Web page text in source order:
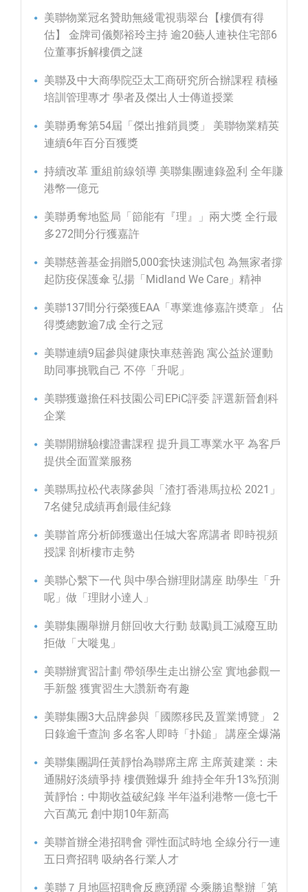
美聯物業冠名贊助無綫電視翡翠台【樓價有得
估】 金牌司儀鄭裕玲主持 逾20藝人連袂住宅部6
位董事拆解樓價之謎
美聯及中大商學院亞太工商研究所合辦課程 積極
培訓管理專才 學者及傑出人士傳道授業
美聯勇奪第54屆「傑出推銷員獎」 美聯物業精英
連續6年百分百獲獎
持續改革 重組前線領導 美聯集團連錄盈利 全年賺
港幣一億元
美聯勇奪地監局「節能有『理』」兩大獎 全行最
多272間分行獲嘉許
美聯慈善基金捐贈5,000套快速測試包 為無家者撐
起防疫保護傘 弘揚「Midland We Care」精神
美聯137間分行榮獲EAA「專業進修嘉許奬章」 佔
得獎總數逾7成 全行之冠
美聯連續9屆參與健康快車慈善跑 寓公益於運動
助同事挑戰自己 不停「升呢」
美聯獲邀擔任科技園公司EPiC評委 評選新晉創科
企業
美聯開辦驗樓證書課程 提升員工專業水平 為客戶
提供全面置業服務
美聯馬拉松代表隊參與「渣打香港馬拉松 2021」
7名健兒成績再創最佳紀錄
美聯首席分析師獲邀出任城大客席講者 即時視頻
授課 剖析樓市走勢
美聯心繫下一代 與中學合辦理財講座 助學生「升
呢」做「理財小達人」
美聯集團舉辦月餅回收大行動 鼓勵員工減廢互助
拒做「大嘥鬼」
美聯辦實習計劃 帶領學生走出辦公室 實地參觀一
手新盤 獲實習生大讚新奇有趣
美聯集團3大品牌參與「國際移民及置業博覽」 2
日錄逾千查詢 多名客人即時「扑鎚」 講座全爆滿
美聯集團調任黃靜怡為聯席主席 主席黃建業：未
通關好淡續爭持 樓價難爆升 維持全年升13%預測
黃靜怡：中期收益破紀錄 半年溢利港幣一億七千
六百萬元 創中期10年新高
美聯首辦全港招聘會 彈性面試時地 全線分行一連
五日齊招聘 吸納各行業人才
美聯７月地區招聘會反應踴躍 今乘勝追擊辦「第